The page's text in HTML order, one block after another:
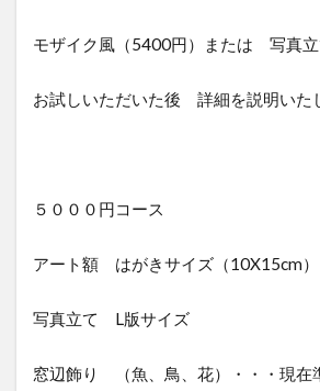
モザイク風（5400円）または 写真
お試しいただいた後 詳細を説明いた
５０００円コース
アート額 はがきサイズ（10X15cm）
写真立て L版サイズ
窓辺飾り （魚、鳥、花）・・・現